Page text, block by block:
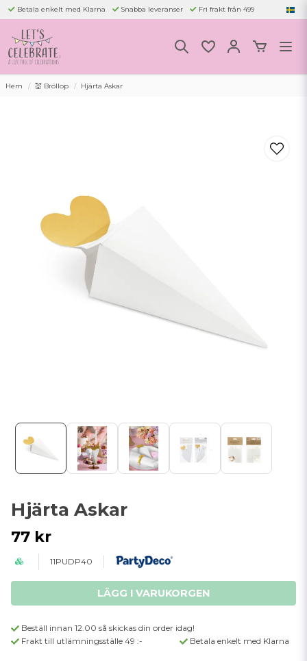
Betala enkelt med Klarna Snabba leveranser Fri frakt från 499
Hem 💒 Bröllop Hjärta Askar
Hjärta Askar
77 kr
11PUDP40
LÄGG I VARUKORGEN
Beställ innan 12.00 så skickas din order idag!
Frakt till utlämningsställe 49 :-
Betala enkelt med Klarna